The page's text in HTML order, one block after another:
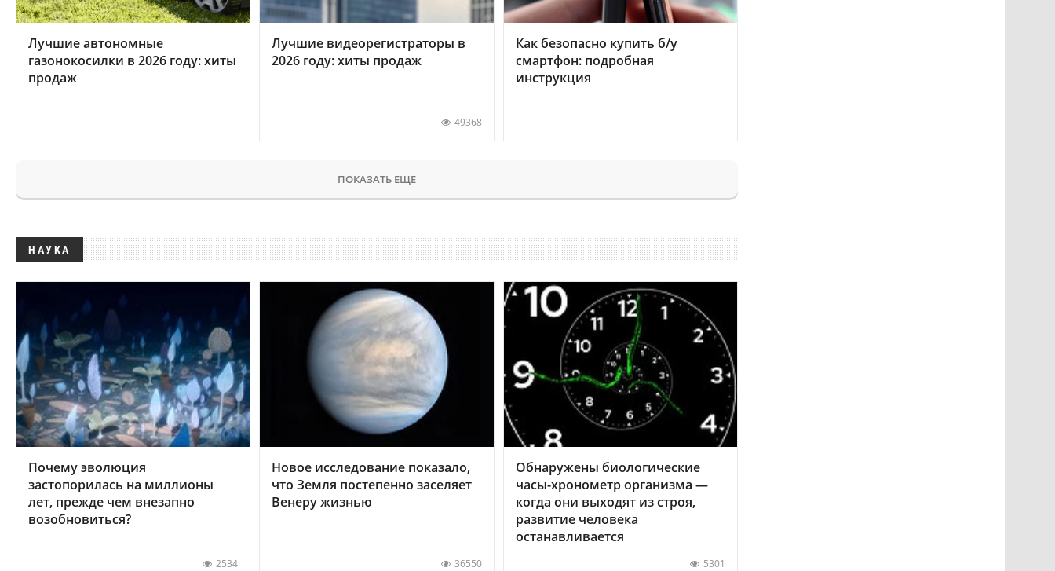
Лучшие автономные
газонокосилки в 2026 году: хиты
продаж
Лучшие видеорегистраторы в
2026 году: хиты продаж
49368
Как безопасно купить б/у
смартфон: подробная
инструкция
ПОКАЗАТЬ ЕЩЕ
НАУКА
Почему эволюция
застопорилась на миллионы
лет, прежде чем внезапно
возобновиться?
2534
Новое исследование показало,
что Земля постепенно заселяет
Венеру жизнью
36550
Обнаружены биологические
часы-хронометр организма —
когда они выходят из строя,
развитие человека
останавливается
5301